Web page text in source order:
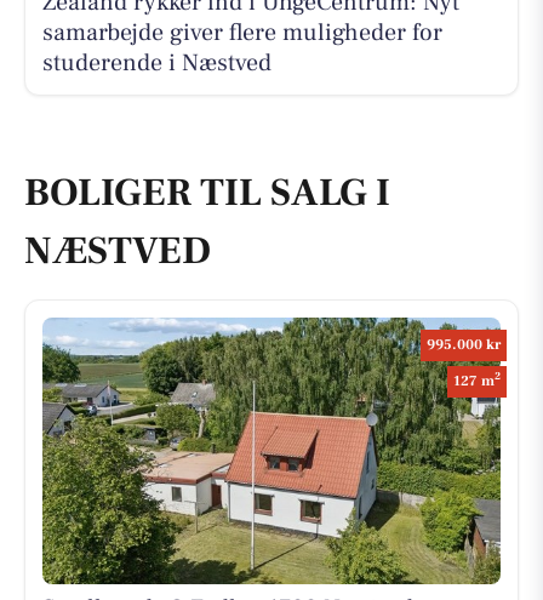
samarbejde giver flere muligheder for
studerende i Næstved
BOLIGER TIL SALG I
NÆSTVED
995.000 kr
127 m2